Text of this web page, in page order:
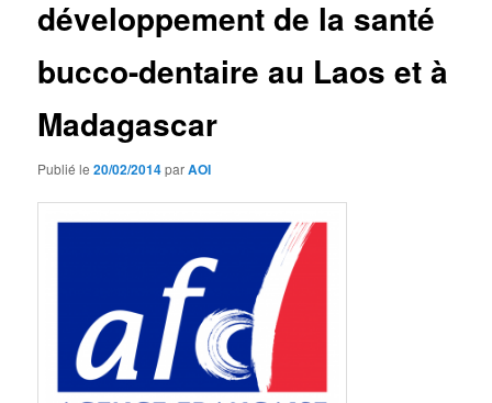
développement de la santé
bucco-dentaire au Laos et à
Madagascar
Publié le20/02/2014parAOI